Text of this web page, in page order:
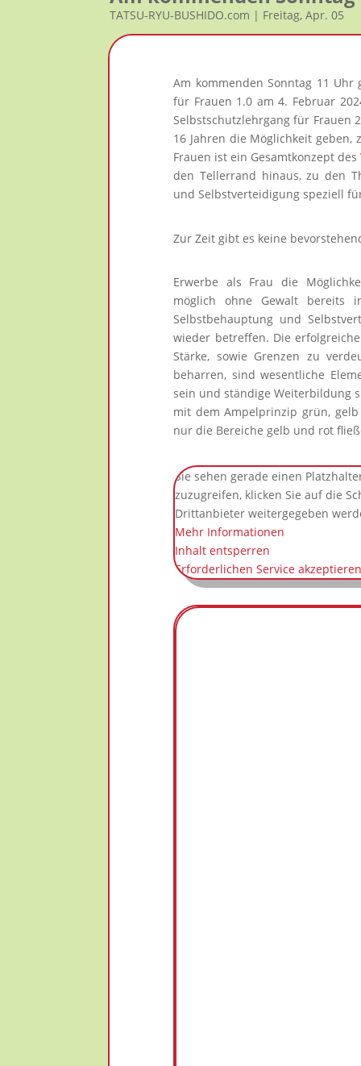
TATSU-RYU-BUSHIDO.com | Freitag, Apr. 05
Am kommenden Sonntag 11
für Frauen 1.0 am 4. Februar
Selbstschutzlehrgang für Frauen
16 Jahren die Möglichkeit geben,
Frauen ist ein Gesamtkonzept des
den Tellerrand hinaus, zu den
und Selbstverteidigung speziell
Zur Zeit gibt es keine
Erwerbe als Frau die
möglich ohne Gewalt bereits
Selbstbehauptung und
wieder betreffen. Die
Stärke, sowie Grenzen zu
beharren, sind wesentliche
sein und ständige Weiterbildung
mit dem Ampelprinzip grün,
nur die Bereiche gelb und rot
Sie sehen gerade einen
zuzugreifen, klicken Sie auf die
Drittanbieter weitergegeben
Mehr Informationen
Inhalt entsperren
Erforderlichen Service